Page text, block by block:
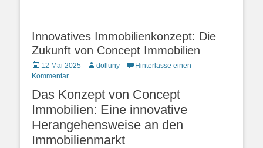
Innovatives Immobilienkonzept: Die
Zukunft von Concept Immobilien
Posted
on
12 Mai 2025 Autordolluny
Hinterlasse einen
Kommentar
Das Konzept von Concept
Immobilien: Eine innovative
Herangehensweise an den
Immobilienmarkt